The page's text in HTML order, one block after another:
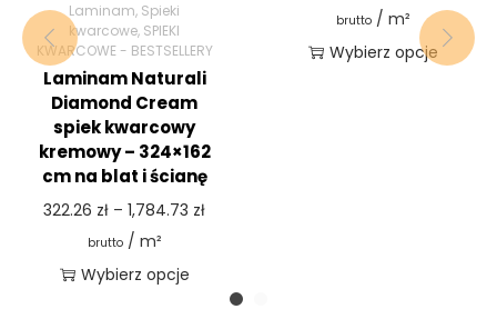
Laminam, Spieki
kwarcowe, SPIEKI
KWARCOWE - BESTSELLERY
Laminam Naturali
Diamond Cream
spiek kwarcowy
kremowy – 324×162
cm na blat i ścianę
322.26 zł – 1,784.73 zł
brutto/ m²
Wybierz opcje
brutto/ m²
Wybierz opcje